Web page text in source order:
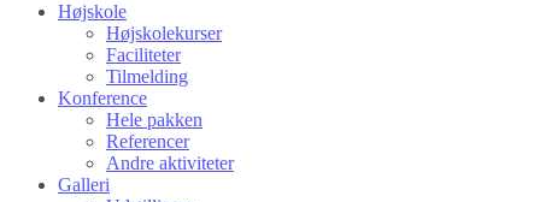
Højskole
Højskolekurser
Faciliteter
Tilmelding
Konference
Hele pakken
Referencer
Andre aktiviteter
Galleri